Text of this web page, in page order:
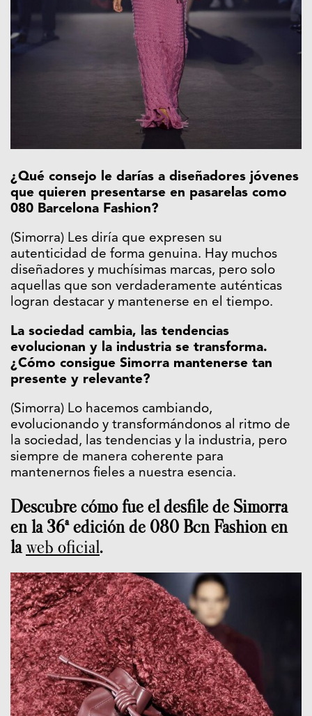
¿Qué consejo le darías a diseñadores jóvenes
que quieren presentarse en pasarelas como
080 Barcelona Fashion?
(Simorra) Les diría que expresen su
autenticidad de forma genuina. Hay muchos
diseñadores y muchísimas marcas, pero solo
aquellas que son verdaderamente auténticas
logran destacar y mantenerse en el tiempo.
La sociedad cambia, las tendencias
evolucionan y la industria se transforma.
¿Cómo consigue Simorra mantenerse tan
presente y relevante?
(Simorra) Lo hacemos cambiando,
evolucionando y transformándonos al ritmo de
la sociedad, las tendencias y la industria, pero
siempre de manera coherente para
mantenernos fieles a nuestra esencia.
Descubre cómo fue el desfile de Simorra
en la 36ª edición de 080 Bcn Fashion en
laweb oficial.